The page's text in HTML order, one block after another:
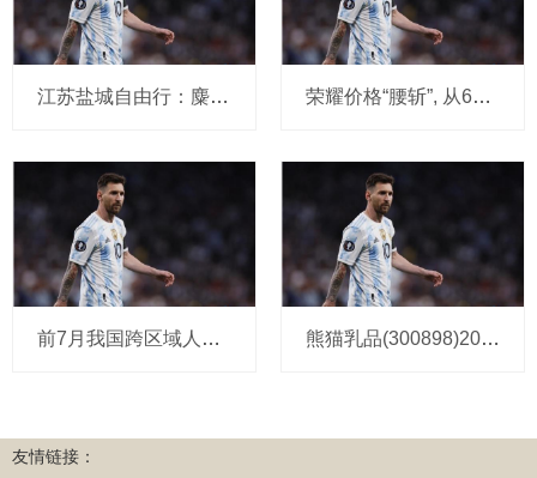
江苏盐城自由行：麋鹿园+丹顶鹤保护区， 荣耀价格“腰斩”, 从6199元跌至3177元, 从
前7月我国跨区域人员流动量近400亿人次 熊猫乳品(300898)2025年中报简析: 净利润同
友情链接：